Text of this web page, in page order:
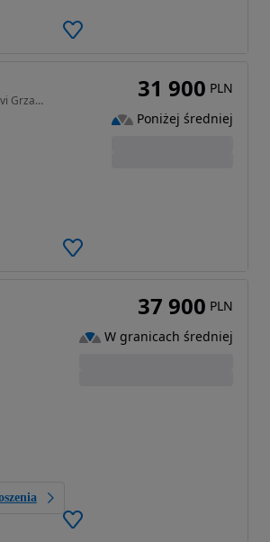
1968 cm3 • 150 KM • Bezwypadkowy VW Golf 7 Kombi 2.0TDi 150KM Duża Navi GrzaneFotele ALU16 31 900 PLN
Poniżej średniej
37 900 PLN
W granicach średniej